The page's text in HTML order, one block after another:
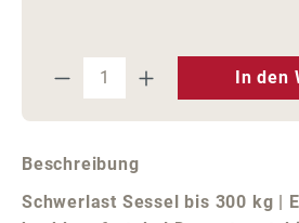
Produkt Anzahl: Gib
In den
Beschreibung
Schwerlast Sessel bis 300 kg |